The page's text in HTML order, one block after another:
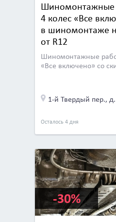
Шиномонтажные
4 колес «Все
в шиномонтаже
от R12
Шиномонтажные
«Все включено» со
1-й Твердый пер.,
Осталось 4 дня
-30%